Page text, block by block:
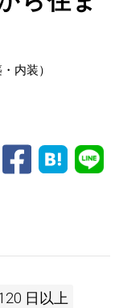
内装）
日以上